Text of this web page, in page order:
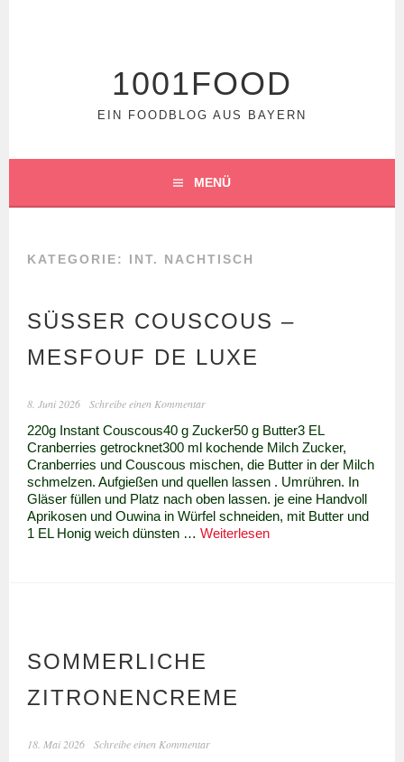
1001FOOD
EIN FOODBLOG AUS BAYERN
MENÜ
KATEGORIE: INT. NACHTISCH
SÜSSER COUSCOUS – M
ESFOUF DE LUXE
8. Juni 2026 Schreibe einen Kommentar
220g Instant Couscous40 g Zucker50 g Butter3 EL
Cranberries getrocknet300 ml kochende Milch Zucker,
Cranberries und Couscous mischen, die Butter in der Milch
schmelzen. Aufgießen und quellen lassen . Umrühren. In
Gläser füllen und Platz nach oben lassen. je eine Handvoll
Aprikosen und Ouwina in Würfel schneiden, mit Butter und
1 EL Honig weich dünsten …WeiterlesenSüßer
SOMMERLICHE
ZITRONENCREME
18. Mai 2026 Schreibe einen Kommentar